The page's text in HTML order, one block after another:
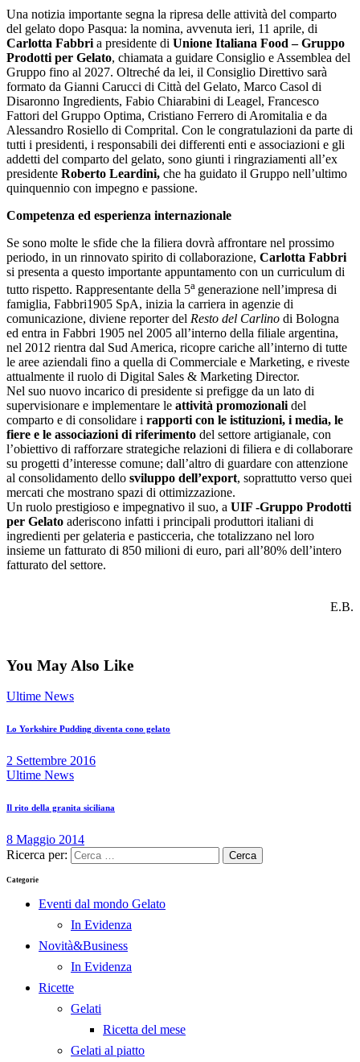
Una notizia importante segna la ripresa delle attività del comparto
del gelato dopo Pasqua: la nomina, avvenuta ieri, 11 aprile, di
Carlotta Fabbri a presidente di Unione Italiana Food – Gruppo
Prodotti per Gelato, chiamata a guidare Consiglio e Assemblea del
Gruppo fino al 2027. Oltreché da lei, il Consiglio Direttivo sarà
formato da Gianni Carucci di Città del Gelato, Marco Casol di
Disaronno Ingredients, Fabio Chiarabini di Leagel, Francesco
Fattori del Gruppo Optima, Cristiano Ferrero di Aromitalia e da
Alessandro Rosiello di Comprital. Con le congratulazioni da parte di
tutti i presidenti, i responsabili dei differenti enti e associazioni e gli
addetti del comparto del gelato, sono giunti i ringraziamenti all’ex
presidente Roberto Leardini, che ha guidato il Gruppo nell’ultimo
quinquennio con impegno e passione.
Competenza ed esperienza internazionale
Se sono molte le sfide che la filiera dovrà affrontare nel prossimo
periodo, in un rinnovato spirito di collaborazione, Carlotta Fabbri
si presenta a questo importante appuntamento con un curriculum di
tutto rispetto. Rappresentante della 5a generazione nell’impresa di
famiglia, Fabbri1905 SpA, inizia la carriera in agenzie di
comunicazione, diviene reporter del Resto del Carlino di Bologna
ed entra in Fabbri 1905 nel 2005 all’interno della filiale argentina,
nel 2012 rientra dal Sud America, ricopre cariche all’interno di tutte
le aree aziendali fino a quella di Commerciale e Marketing, e riveste
attualmente il ruolo di Digital Sales & Marketing Director.
Nel suo nuovo incarico di presidente si prefigge da un lato di
supervisionare e implementare le attività promozionali del
comparto e di consolidare i rapporti con le istituzioni, i media, le
fiere e le associazioni di riferimento del settore artigianale, con
l’obiettivo di rafforzare strategiche relazioni di filiera e di collaborare
su progetti d’interesse comune; dall’altro di guardare con attenzione
al consolidamento dello sviluppo dell’export, soprattutto verso quei
mercati che mostrano spazi di ottimizzazione.
Un ruolo prestigioso e impegnativo il suo, a UIF -Gruppo Prodotti
per Gelato aderiscono infatti i principali produttori italiani di
ingredienti per gelateria e pasticceria, che totalizzano nel loro
insieme un fatturato di 850 milioni di euro, pari all’80% dell’intero
fatturato del settore.
E.B.
You May Also Like
Ultime News
Lo Yorkshire Pudding diventa cono gelato
2 Settembre 2016
Ultime News
Il rito della granita siciliana
8 Maggio 2014
Ricerca per:
Categorie
Eventi dal mondo Gelato
In Evidenza
Novità&Business
In Evidenza
Ricette
Gelati
Ricetta del mese
Gelati al piatto